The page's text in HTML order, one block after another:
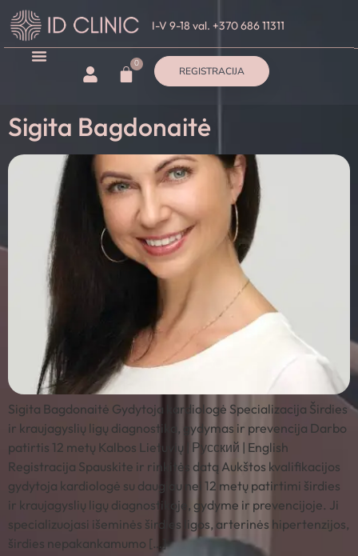
I-V 9-18 val. +370 686 11311
REGISTRACIJA
0
Sigita Bagdonaitė
Sigita Bagdonaitė Gydytoja kardiologė Specializacija Širdies
ir kraujagyslių ligų diagnostika, gydymas ir prevencija Darbo
patirtis 12 metų Kalbos Lietuvių | Русский | English
Registracija Spauskite ir rinkitės datą Aukštos kvalifikacijos
gydytoja kardiologė su daugiau nei 12 metų patirtimi širdies
ir kraujagyslių ligų diagnostikoje, gydyme ir prevencijoje. Ji
specializuojasi išeminės širdies ligos, arterinės hipertenzijos,
širdies nepakankamumo […]